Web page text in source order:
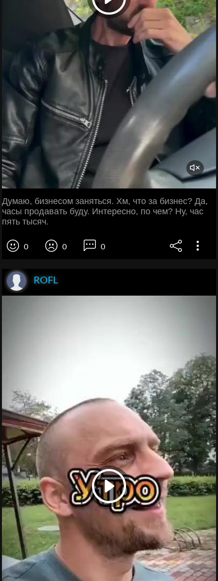
Думаю, бизнесом заняться. Хм, что за бизнес? Да,
часы продавать буду. Интересно, по чем? Ну, час
пять тысяч.
0 0 0
ROFL